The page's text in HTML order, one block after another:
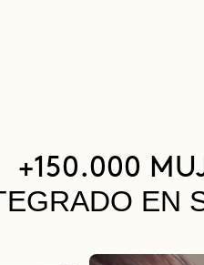
+150.000
EN